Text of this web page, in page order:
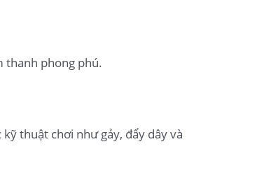
thanh phong phú.
thuật chơi như gảy, đẩy dây và